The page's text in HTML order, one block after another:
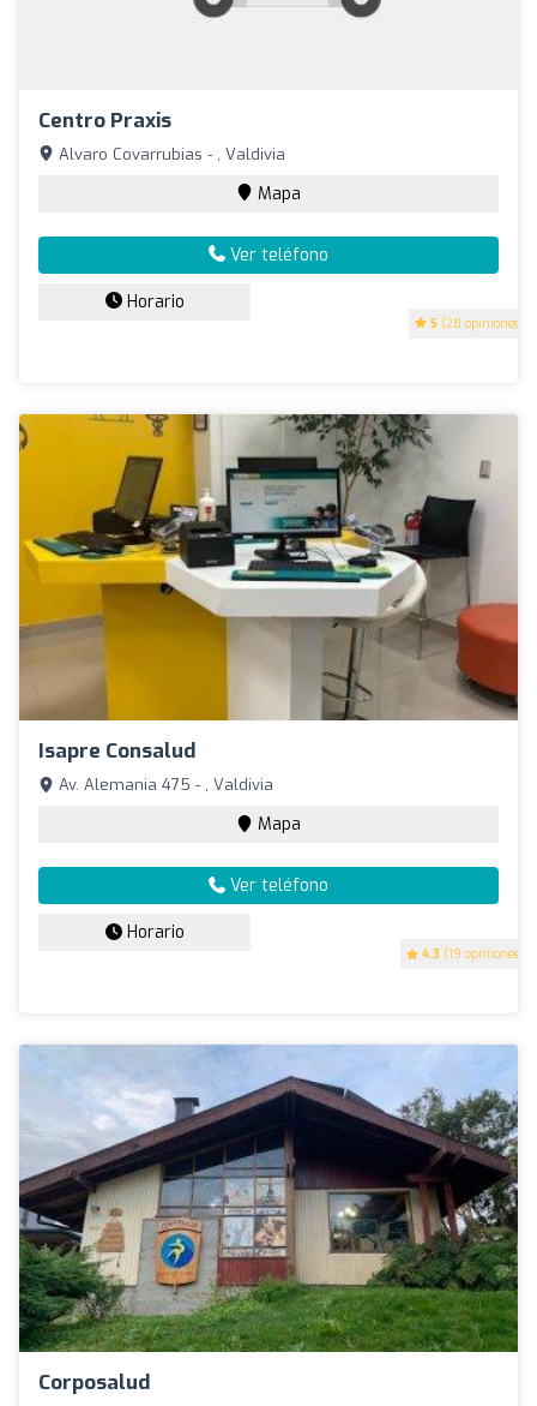
Centro Praxis
5 (28 opiniones)
Alvaro Covarrubias - , Valdivia
Mapa
Ver teléfono
Horario
Isapre Consalud
4.3 (19 opiniones)
Av. Alemania 475 - , Valdivia
Mapa
Ver teléfono
Horario
Corposalud